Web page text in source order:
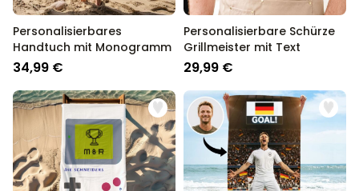
Personalisierbares
Handtuch mit Monogramm
34,99 €
Personalisierbare Schürze
Grillmeister mit Text
29,99 €